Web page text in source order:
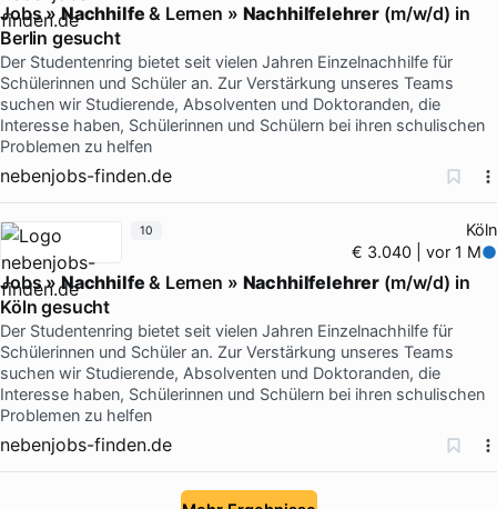
Jobs »Nachhilfe & Lernen » Nachhilfelehrer (m/w/d) in
Berlin gesucht
Der Studentenring bietet seit vielen Jahren Einzelnachhilfe für
Schülerinnen und Schüler an. Zur Verstärkung unseres Teams
suchen wir Studierende, Absolventen und Doktoranden, die
Interesse haben, Schülerinnen und Schülern bei ihren schulischen
Problemen zu helfen
nebenjobs-finden.de
Köln
€ 3.040 | vor 1 M
Jobs »Nachhilfe & Lernen » Nachhilfelehrer (m/w/d) in
Köln gesucht
Der Studentenring bietet seit vielen Jahren Einzelnachhilfe für
Schülerinnen und Schüler an. Zur Verstärkung unseres Teams
suchen wir Studierende, Absolventen und Doktoranden, die
Interesse haben, Schülerinnen und Schülern bei ihren schulischen
Problemen zu helfen
nebenjobs-finden.de
10